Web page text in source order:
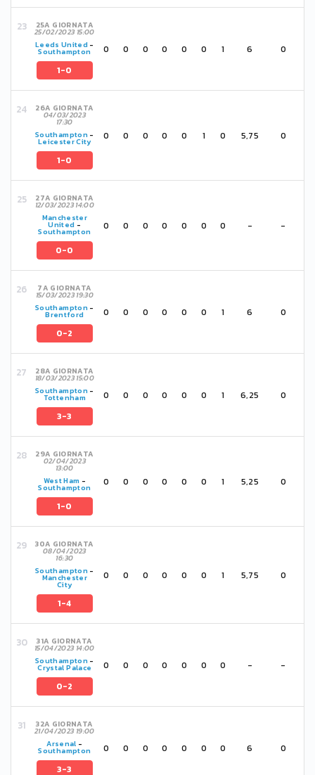
25A GIORNATA
25/02/2023 15:00
Leeds United -
Southampton
1-0
0 0 0 0 0 0 1 6 0
26A GIORNATA
04/03/2023
17:30
Southampton-
Leicester City
1-0
0 0 0 0 0 1 0 5,75 0
27A GIORNATA
12/03/2023 14:00
Manchester
United -
Southampton
0-0
0 0 0 0 0 0 0 - -
7A GIORNATA
15/03/2023 19:30
Southampton-
Brentford
0-2
0 0 0 0 0 0 1 6 0
28A GIORNATA
18/03/2023 15:00
Southampton-
Tottenham
3-3
0 0 0 0 0 0 1 6,25 0
29A GIORNATA
02/04/2023
13:00
West Ham -
Southampton
1-0
0 0 0 0 0 0 1 5,25 0
30A GIORNATA
08/04/2023
16:30
Southampton-
Manchester
City
1-4
0 0 0 0 0 0 1 5,75 0
31A GIORNATA
15/04/2023 14:00
Southampton-
Crystal Palace
0-2
0 0 0 0 0 0 0 - -
32A GIORNATA
21/04/2023 19:00
Arsenal -
Southampton
3-3
0 0 0 0 0 0 0 6 0